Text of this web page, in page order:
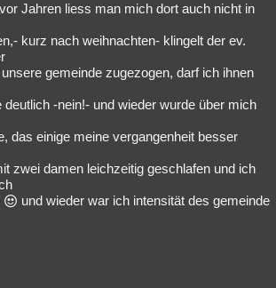
Jahren liess man mich dort auch nicht in
kurz nach weihnachten- klingelt der ev.
gemeinde zugezogen, darf ich ihnen
deutlich -nein!- und wieder wurde über mich
das einige meine vergangenheit besser
zwei damen leichzeitig geschlafen und ich
und wieder war ich intensität des gemeinde